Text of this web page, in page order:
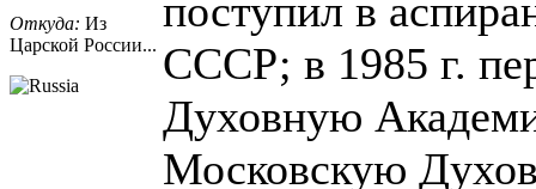
Откуда: Из
Царской России...
поступил в
СССР; в 1985 г.
Духовную
Московскую